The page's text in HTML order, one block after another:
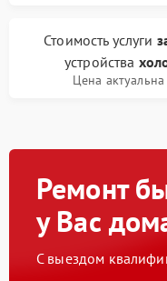
Стоимость услуги
устройства
Цена
Ремонт
у Вас
С выездом